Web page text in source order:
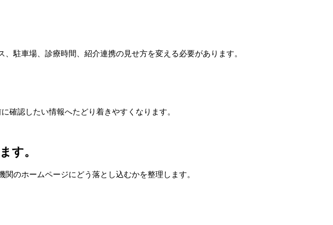
駐車場、診療時間、紹介連携の見せ方を変える必要があります。
確認したい情報へたどり着きやすくなります。
す。
のホームページにどう落とし込むかを整理します。